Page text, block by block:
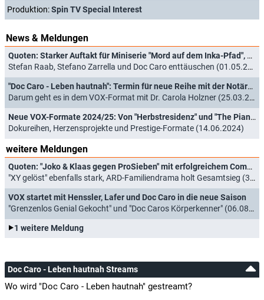
Produktion:Spin TV Special Interest
News & Meldungen
Quoten: Starker Auftakt für Miniserie "Mord auf dem Inka-Pfad", Joko & Klaas siegen in der Zielgruppe
Stefan Raab, Stefano Zarrella und Doc Caro enttäuschen (01.05.2025)
"Doc Caro - Leben hautnah": Termin für neue Reihe mit der Notärztin
Darum geht es in dem VOX-Format mit Dr. Carola Holzner (25.03.2025)
Neue VOX-Formate 2024/25: Von "Herbstresidenz" und "The Piano" bis "Sing meinen Schlager"
Dokureihen, Herzensprojekte und Prestige-Formate (14.06.2024)
weitere Meldungen
Quoten: "Joko & Klaas gegen ProSieben" mit erfolgreichem Comeback, aber "Inside OBI" vorn
"XY gelöst" ebenfalls stark, ARD-Familiendrama holt Gesamtsieg (30.04.2026)
VOX startet mit Henssler, Lafer und Doc Caro in die neue Saison
"Grenzenlos Genial Gekocht" und "Doc Caros Körperkenner" (06.08.2025)
1 weitere Meldung
Doc Caro - Leben hautnah Streams
Wo wird "Doc Caro - Leben hautnah" gestreamt?